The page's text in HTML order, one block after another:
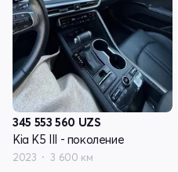
345 553 560 UZS
Kia K5 III - поколение
2023 3 600 км